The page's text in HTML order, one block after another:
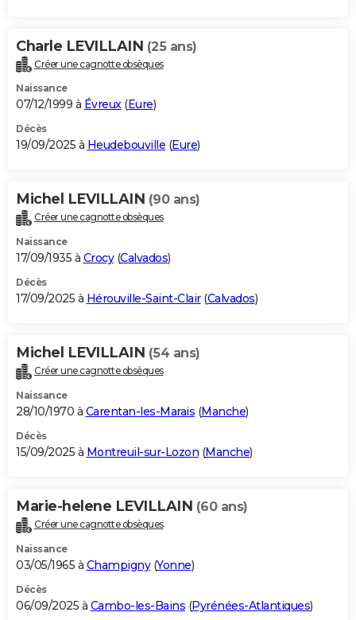
Charle LEVILLAIN (25 ans)
Créer une cagnotte obsèques
Naissance
07/12/1999 à Évreux(Eure)
Décès
19/09/2025 à Heudebouville (Eure)
Michel LEVILLAIN (90 ans)
Créer une cagnotte obsèques
Naissance
17/09/1935 à Crocy(Calvados)
Décès
17/09/2025 à Hérouville-Saint-Clair(Calvados)
Michel LEVILLAIN (54 ans)
Créer une cagnotte obsèques
Naissance
28/10/1970 à Carentan-les-Marais (Manche)
Décès
15/09/2025 à Montreuil-sur-Lozon (Manche)
Marie-helene LEVILLAIN (60 ans)
Créer une cagnotte obsèques
Naissance
03/05/1965 à Champigny(Yonne)
Décès
06/09/2025 à Cambo-les-Bains (Pyrénées-Atlantiques)